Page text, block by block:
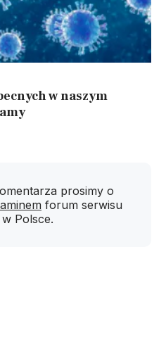
w naszym
prosimy o
forum serwisu
Polsce.